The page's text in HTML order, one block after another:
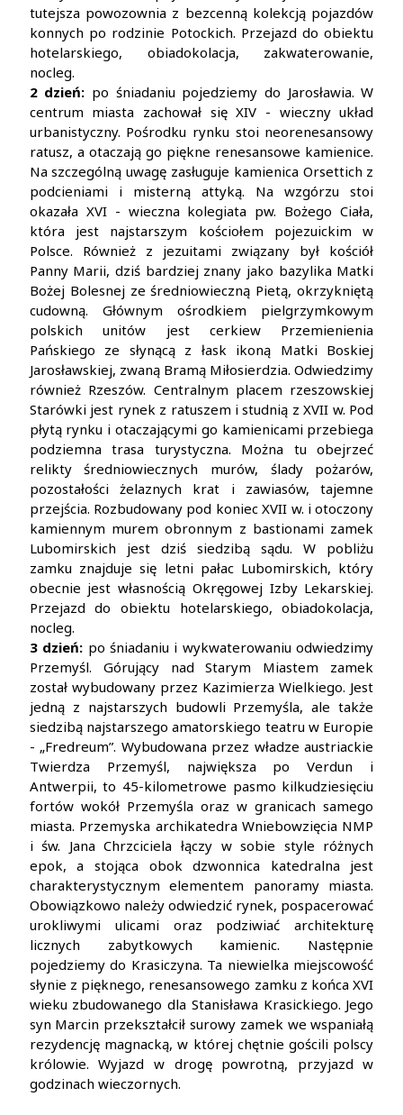
tutejsza powozownia z bezcenną kolekcją pojazdów
konnych po rodzinie Potockich. Przejazd do obiektu
hotelarskiego, obiadokolacja, zakwaterowanie,
nocleg.
2 dzień: po śniadaniu pojedziemy do Jarosławia. W
centrum miasta zachował się XIV - wieczny układ
urbanistyczny. Pośrodku rynku stoi neorenesansowy
ratusz, a otaczają go piękne renesansowe kamienice.
Na szczególną uwagę zasługuje kamienica Orsettich z
podcieniami i misterną attyką. Na wzgórzu stoi
okazała XVI - wieczna kolegiata pw. Bożego Ciała,
która jest najstarszym kościołem pojezuickim w
Polsce. Również z jezuitami związany był kościół
Panny Marii, dziś bardziej znany jako bazylika Matki
Bożej Bolesnej ze średniowieczną Pietą, okrzykniętą
cudowną. Głównym ośrodkiem pielgrzymkowym
polskich unitów jest cerkiew Przemienienia
Pańskiego ze słynącą z łask ikoną Matki Boskiej
Jarosławskiej, zwaną Bramą Miłosierdzia. Odwiedzimy
również Rzeszów. Centralnym placem rzeszowskiej
Starówki jest rynek z ratuszem i studnią z XVII w. Pod
płytą rynku i otaczającymi go kamienicami przebiega
podziemna trasa turystyczna. Można tu obejrzeć
relikty średniowiecznych murów, ślady pożarów,
pozostałości żelaznych krat i zawiasów, tajemne
przejścia. Rozbudowany pod koniec XVII w. i otoczony
kamiennym murem obronnym z bastionami zamek
Lubomirskich jest dziś siedzibą sądu. W pobliżu
zamku znajduje się letni pałac Lubomirskich, który
obecnie jest własnością Okręgowej Izby Lekarskiej.
Przejazd do obiektu hotelarskiego, obiadokolacja,
nocleg.
3 dzień: po śniadaniu i wykwaterowaniu odwiedzimy
Przemyśl. Górujący nad Starym Miastem zamek
został wybudowany przez Kazimierza Wielkiego. Jest
jedną z najstarszych budowli Przemyśla, ale także
siedzibą najstarszego amatorskiego teatru w Europie
- „Fredreum”. Wybudowana przez władze austriackie
Twierdza Przemyśl, największa po Verdun i
Antwerpii, to 45-kilometrowe pasmo kilkudziesięciu
fortów wokół Przemyśla oraz w granicach samego
miasta. Przemyska archikatedra Wniebowzięcia NMP
i św. Jana Chrzciciela łączy w sobie style różnych
epok, a stojąca obok dzwonnica katedralna jest
charakterystycznym elementem panoramy miasta.
Obowiązkowo należy odwiedzić rynek, pospacerować
urokliwymi ulicami oraz podziwiać architekturę
licznych zabytkowych kamienic. Następnie
pojedziemy do Krasiczyna. Ta niewielka miejscowość
słynie z pięknego, renesansowego zamku z końca XVI
wieku zbudowanego dla Stanisława Krasickiego. Jego
syn Marcin przekształcił surowy zamek we wspaniałą
rezydencję magnacką, w której chętnie gościli polscy
królowie. Wyjazd w drogę powrotną, przyjazd w
godzinach wieczornych.